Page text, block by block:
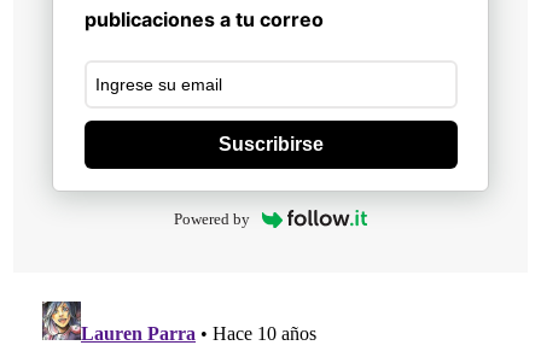
publicaciones a tu correo
Suscribirse
Powered by